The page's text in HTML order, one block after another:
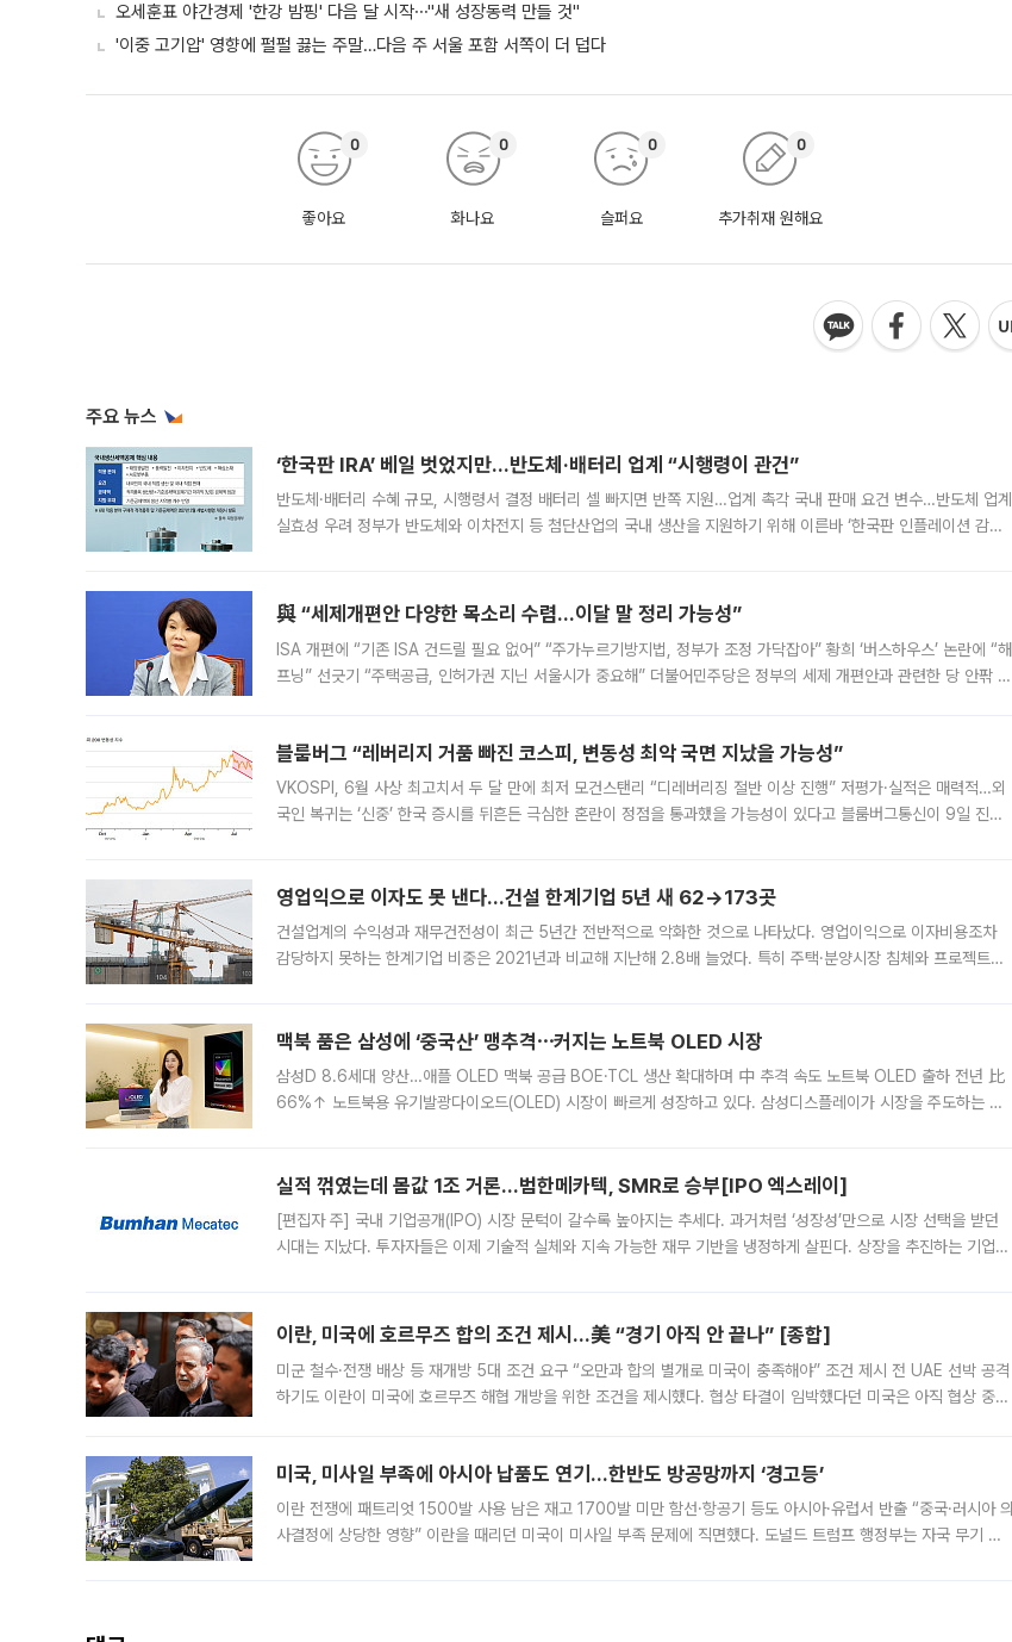
오세훈표 야간경제 '한강 밤핑' 다음 달 시작⋯"새 성장동력 만들 것"
'이중 고기압' 영향에 펄펄 끓는 주말…다음 주 서울 포함 서쪽이 더 덥다
좋아요
0
화나요
0
슬퍼요
0
추가취재 원해요
0
주요 뉴스
‘한국판 IRA’ 베일 벗었지만…반도체·배터리 업계 “시행령이 관건”
반도체·배터리 수혜 규모, 시행령서 결정 배터리 셀 빠지면 반쪽 지원…업계 촉각 국내 판매 요건 변수…반도체 업계
실효성 우려 정부가 반도체와 이차전지 등 첨단산업의 국내 생산을 지원하기 위해 이른바 ‘한국판 인플레이션 감축
與 “세제개편안 다양한 목소리 수렴…이달 말 정리 가능성”
ISA 개편에 “기존 ISA 건드릴 필요 없어” “주가누르기방지법, 정부가 조정 가닥잡아” 황희 ‘버스하우스’ 논란에 “해
프닝” 선긋기 “주택공급, 인허가권 지닌 서울시가 중요해” 더불어민주당은 정부의 세제 개편안과 관련한 당 안팎 의
블룸버그 “레버리지 거품 빠진 코스피, 변동성 최악 국면 지났을 가능성”
VKOSPI, 6월 사상 최고치서 두 달 만에 최저 모건스탠리 “디레버리징 절반 이상 진행” 저평가·실적은 매력적…외
국인 복귀는 ‘신중’ 한국 증시를 뒤흔든 극심한 혼란이 정점을 통과했을 가능성이 있다고 블룸버그통신이 9일 진단
영업익으로 이자도 못 낸다…건설 한계기업 5년 새 62→173곳
건설업계의 수익성과 재무건전성이 최근 5년간 전반적으로 악화한 것으로 나타났다. 영업이익으로 이자비용조차
감당하지 못하는 한계기업 비중은 2021년과 비교해 지난해 2.8배 늘었다. 특히 주택·분양시장 침체와 프로젝트파
맥북 품은 삼성에 ‘중국산’ 맹추격⋯커지는 노트북 OLED 시장
삼성D 8.6세대 양산…애플 OLED 맥북 공급 BOE·TCL 생산 확대하며 中 추격 속도 노트북 OLED 출하 전년 比
66%↑ 노트북용 유기발광다이오드(OLED) 시장이 빠르게 성장하고 있다. 삼성디스플레이가 시장을 주도하는 가
실적 꺾였는데 몸값 1조 거론…범한메카텍, SMR로 승부[IPO 엑스레이]
[편집자 주] 국내 기업공개(IPO) 시장 문턱이 갈수록 높아지는 추세다. 과거처럼 ‘성장성’만으로 시장 선택을 받던
시대는 지났다. 투자자들은 이제 기술적 실체와 지속 가능한 재무 기반을 냉정하게 살핀다. 상장을 추진하는 기업들
이란, 미국에 호르무즈 합의 조건 제시…美 “경기 아직 안 끝나” [종합]
미군 철수·전쟁 배상 등 재개방 5대 조건 요구 “오만과 합의 별개로 미국이 충족해야” 조건 제시 전 UAE 선박 공격
하기도 이란이 미국에 호르무즈 해협 개방을 위한 조건을 제시했다. 협상 타결이 임박했다던 미국은 아직 협상 중이
미국, 미사일 부족에 아시아 납품도 연기…한반도 방공망까지 ‘경고등’
이란 전쟁에 패트리엇 1500발 사용 남은 재고 1700발 미만 함선·항공기 등도 아시아·유럽서 반출 “중국·러시아 의
사결정에 상당한 영향” 이란을 때리던 미국이 미사일 부족 문제에 직면했다. 도널드 트럼프 행정부는 자국 무기 공